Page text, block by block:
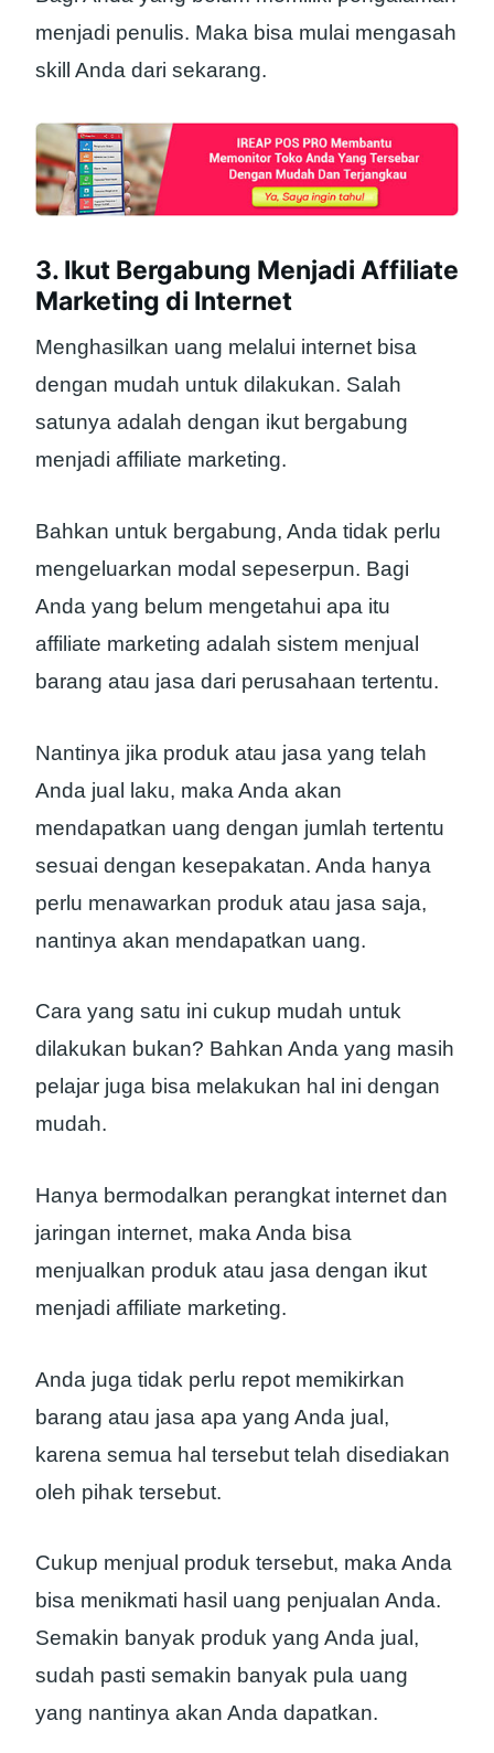
menjadi penulis. Maka bisa mulai mengasah
skill Anda dari sekarang.
3. Ikut Bergabung Menjadi Affiliate
Marketing di Internet
Menghasilkan uang melalui internet bisa
dengan mudah untuk dilakukan. Salah
satunya adalah dengan ikut bergabung
menjadi affiliate marketing.
Bahkan untuk bergabung, Anda tidak perlu
mengeluarkan modal sepeserpun. Bagi
Anda yang belum mengetahui apa itu
affiliate marketing adalah sistem menjual
barang atau jasa dari perusahaan tertentu.
Nantinya jika produk atau jasa yang telah
Anda jual laku, maka Anda akan
mendapatkan uang dengan jumlah tertentu
sesuai dengan kesepakatan. Anda hanya
perlu menawarkan produk atau jasa saja,
nantinya akan mendapatkan uang.
Cara yang satu ini cukup mudah untuk
dilakukan bukan? Bahkan Anda yang masih
pelajar juga bisa melakukan hal ini dengan
mudah.
Hanya bermodalkan perangkat internet dan
jaringan internet, maka Anda bisa
menjualkan produk atau jasa dengan ikut
menjadi affiliate marketing.
Anda juga tidak perlu repot memikirkan
barang atau jasa apa yang Anda jual,
karena semua hal tersebut telah disediakan
oleh pihak tersebut.
Cukup menjual produk tersebut, maka Anda
bisa menikmati hasil uang penjualan Anda.
Semakin banyak produk yang Anda jual,
sudah pasti semakin banyak pula uang
yang nantinya akan Anda dapatkan.